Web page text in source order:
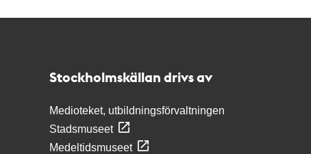
Stockholmskällan drivs av
Medioteket, utbildningsförvaltningen
Stadsmuseet
Medeltidsmuseet